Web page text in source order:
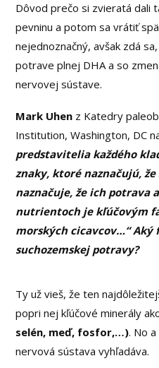
Dôvod prečo si zvieratá dali
pevninu a potom sa vrátiť
nejednoznačný, avšak zdá
potrave plnej DHA a so
nervovej sústave.
Mark Uhen z Katedry
Institution, Washington, DC
predstavitelia každého
znaky, ktoré naznačujú,
naznačuje, že ich potrava
nutrientoch je kľúčovým
morských cicavcov…“ Aký
suchozemskej potravy?
Ty už vieš, že ten
popri nej kľúčové minerály
selén, meď, fosfor,…). No
nervová sústava vyhľadáva.